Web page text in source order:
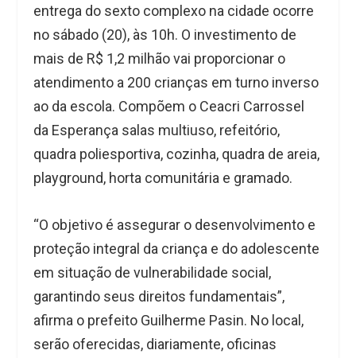
entrega do sexto complexo na cidade ocorre
no sábado (20), às 10h. O investimento de
mais de R$ 1,2 milhão vai proporcionar o
atendimento a 200 crianças em turno inverso
ao da escola. Compõem o Ceacri Carrossel
da Esperança salas multiuso, refeitório,
quadra poliesportiva, cozinha, quadra de areia,
playground, horta comunitária e gramado.
“O objetivo é assegurar o desenvolvimento e
proteção integral da criança e do adolescente
em situação de vulnerabilidade social,
garantindo seus direitos fundamentais”,
afirma o prefeito Guilherme Pasin. No local,
serão oferecidas, diariamente, oficinas